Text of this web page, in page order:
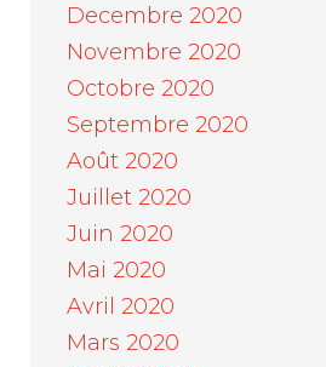
Decembre 2020
Novembre 2020
Octobre 2020
Septembre 2020
Août 2020
Juillet 2020
Juin 2020
Mai 2020
Avril 2020
Mars 2020